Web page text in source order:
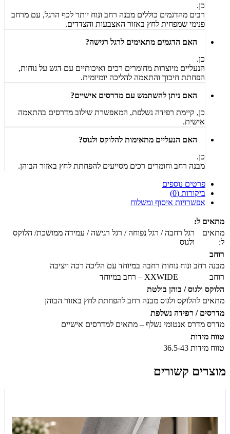
כן.
רבים מהדגמים כוללים מבנה רחב ונוח יותר לכף הרגל, עם מרחב
פנימי שמפחית לחץ באזור האצבעות והצדדים.
האם הדגמים מתאימים לרגל רגישה?
כן.
הנעליים מיוצרות מחומרים רכים ואיכותיים עם דגש על נוחות,
הפחתת חיכוך והתאמה להליכה יומיומית.
האם ניתן להשתמש עם מדרסים אישיים?
כן, קיימת רפידה נשלפת, המאפשרת שילוב מדרסים בהתאמה
אישית.
האם הנעליים מתאימות להלוקס ולגוס?
כן.
מבנה רחב וחומרים רכים מסייעים להפחתת לחץ באזור הבוהן.
פרטים נוספים
ביקורות (0)
אפשרויות איסוף ומשלוח
מתאים ל:
מתאים
ל:
רגל רחבה / רגל נפוחה / רגל רגישה / עמידה ממושכת/ הלוקס
ולגוס
רוחב
מבנה רחב ונוח נוחות רחבה במיוחד עם הליכה רכה ויציבה
רוחב
XXWIDE – רחב במיוחד
הלוקס ולגוס / בוהן בולטת
מתאים להלוקס ולגוס מבנה רחב להפחתת לחץ באזור הבוהן
מדרסים / רפידה נשלפת
מדרס מדרס אנטומי נשלף – מתאים למדרסים אישיים
טווח מידות
טווח מידות 36.5-43
מוצרים קשורים